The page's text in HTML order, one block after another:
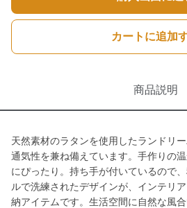
カートに追加
商品説明
天然素材のラタンを使用したランドリ
通気性を兼ね備えています。手作りの
にぴったり。持ち手が付いているので
ルで洗練されたデザインが、インテリ
納アイテムです。生活空間に自然な風